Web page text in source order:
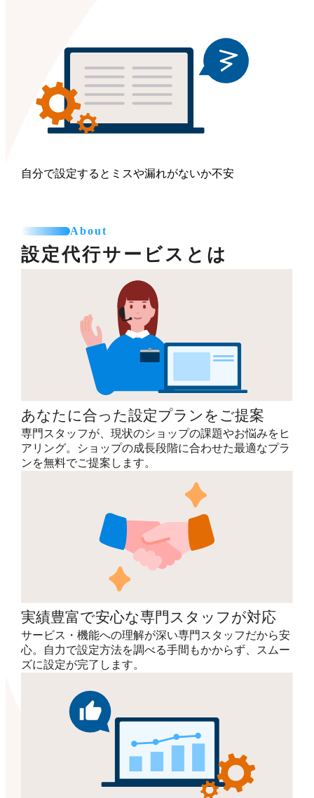
自分で設定するとミスや漏れがないか不安
About
設定代行サービスとは
あなたに合った設定プランをご提案
専門スタッフが、現状のショップの課題やお悩みをヒ
アリング。ショップの成長段階に合わせた最適なプラ
ンを無料でご提案します。
実績豊富で安心な専門スタッフが対応
サービス・機能への理解が深い専門スタッフだから安
心。自力で設定方法を調べる手間もかからず、スムー
ズに設定が完了します。